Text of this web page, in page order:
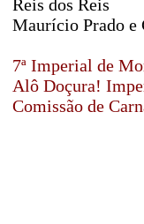
Reis dos Reis
Maurício Prado e
7ª Imperial de
Alô Doçura!
Comissão de